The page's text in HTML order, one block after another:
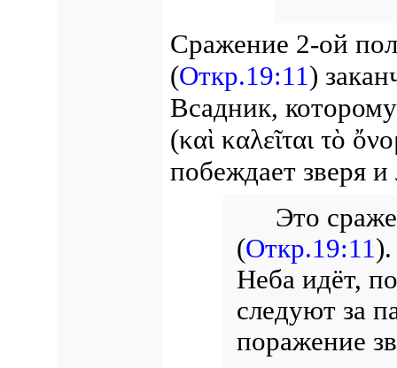
Сражение 2-ой
(Откр.19:11)
Всадник,
(καὶ καλεῖται τὸ
побеждает зверя
Это
(Откр.19:11
Неба идёт,
следуют за
поражение